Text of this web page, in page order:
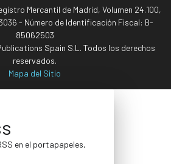
Mercantil de Madrid, Volumen 24.100,
- Número de Identificación Fiscal: B-
85062503
Spain S.L. Todos los derechos
reservados.
Mapa del Sitio
en el portapapeles,